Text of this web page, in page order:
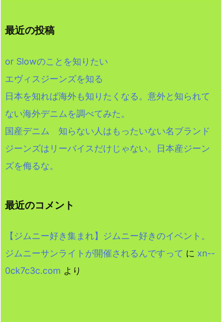
最近の投稿
or Slowのことを知りたい
エヴィスジーンズを知る
日本を知れば海外も知りたくなる。意外と知られて
ない海外デニムを調べてみた。
国産デニム 知らない人はもったいない名ブランド
ジーンズはリーバイスだけじゃない。日本産ジーン
ズを侮るな。
最近のコメント
【ジムニー好き集まれ】ジムニー好きのイベント。
ジムニーサンライトが開催されるんですって に xn--
0ck7c3c.com より